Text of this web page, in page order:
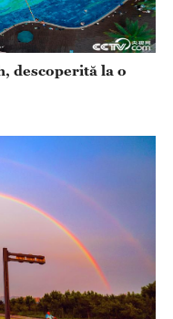
descoperită la o